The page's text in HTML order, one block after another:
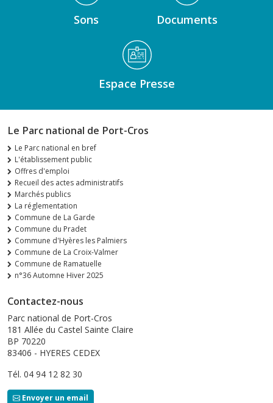
Sons Documents
Espace Presse
Le Parc national de Port-Cros
Le Parc national en bref
L'établissement public
Offres d'emploi
Recueil des actes administratifs
Marchés publics
La réglementation
Commune de La Garde
Commune du Pradet
Commune d'Hyères les Palmiers
Commune de La Croix-Valmer
Commune de Ramatuelle
n°36 Automne Hiver 2025
Contactez-nous
Parc national de Port-Cros
181 Allée du Castel Sainte Claire
BP 70220
83406 - HYERES CEDEX
Tél. 04 94 12 82 30
Envoyer un email